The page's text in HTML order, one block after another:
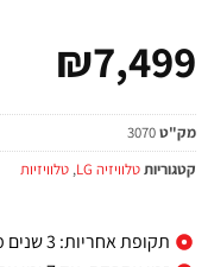
₪7,499
מק"ט3070
קטגוריותטלוויזיה LG , טלוויזיות
תקופת אחריות: 3 שנים מלאות